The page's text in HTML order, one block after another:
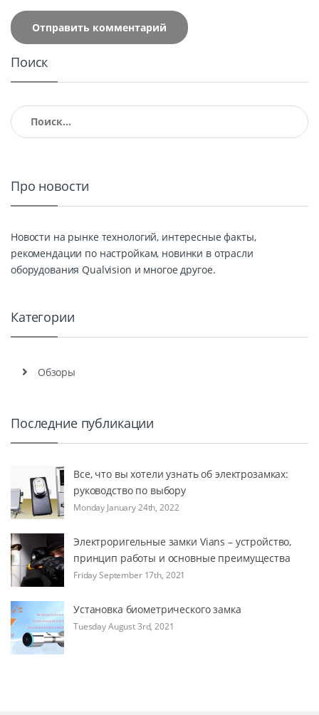
Поиск
Найти:
Про новости
Новости на рынке технологий, интересные факты,
рекомендации по настройкам, новинки в отрасли
оборудования Qualvision и многое другое.
Категории
Обзоры
Последние публикации
Все, что вы хотели узнать об электрозамках:
руководство по выбору
Monday January 24th, 2022
Электроригельные замки Vians – устройство,
принцип работы и основные преимущества
Friday September 17th, 2021
Установка биометрического замка
Tuesday August 3rd, 2021